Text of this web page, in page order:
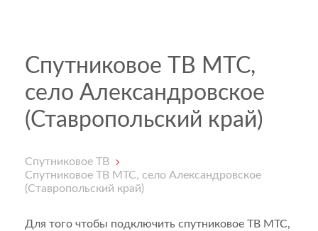
Спутниковое ТВ МТС,
село Александровское
(Ставропольский край)
Спутниковое ТВ
Спутниковое ТВ МТС, село Александровское
(Ставропольский край)
Для того чтобы подключить спутниковое ТВ МТС,